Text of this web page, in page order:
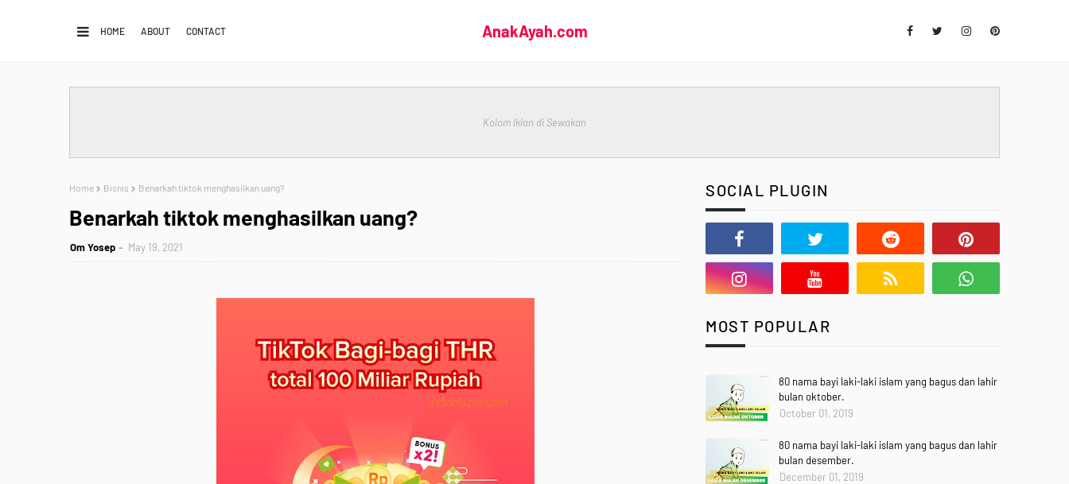
HOME ABOUT CONTACT AnakAyah.com
Kolom Iklan di Sewakan
Home Bisnis Benarkah tiktok menghasilkan uang?
Benarkah tiktok menghasilkan uang?
Om Yosep May 19, 2021
SOCIAL PLUGIN
MOST POPULAR
80 nama bayi laki-laki islam yang bagus dan lahir
bulan oktober.
October 01, 2019
80 nama bayi laki-laki islam yang bagus dan lahir
bulan desember.
December 01, 2019